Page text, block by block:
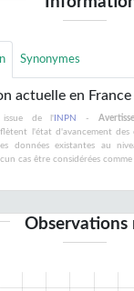
Synonymes
actuelle en
issue de l' INPN -
l'état d'avancement
données existantes au
cas être considérées comme
Observations